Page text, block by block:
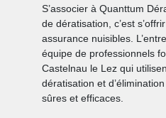
S’associer à Quanttum
de dératisation, c’est
assurance nuisibles.
équipe de professionnels
Castelnau le Lez qui
dératisation et
sûres et efficaces.